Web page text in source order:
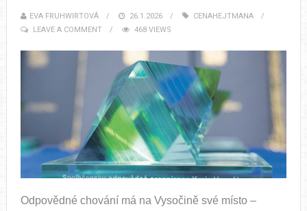
EVA FRUHWIRTOVÁ 26.1.2026
CENAHEJTMANA
LEAVE A COMMENT
468 VIEWS
Odpovědné chování má na Vysočině své místo –